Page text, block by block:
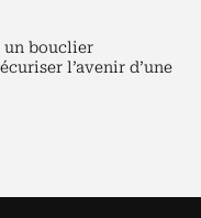
un bouclier
l’avenir d’une